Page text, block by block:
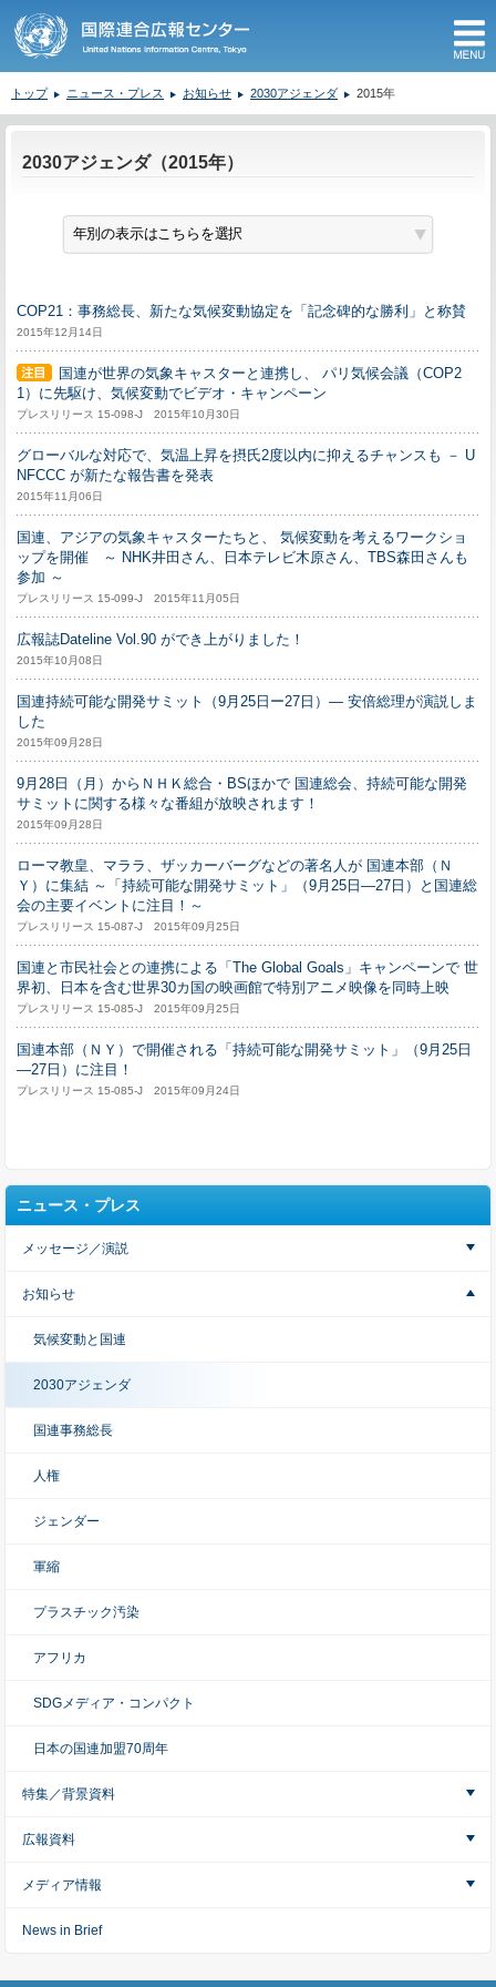
トップ ニュース・プレス お知らせ 2030アジェンダ 2015年
2030アジェンダ（2015年）
COP21：事務総長、新たな気候変動協定を「記念碑的な勝利」と称賛
2015年12月14日
国連が世界の気象キャスターと連携し、 パリ気候会議（COP2
1）に先駆け、気候変動でビデオ・キャンペーン
プレスリリース 15-098-J 2015年10月30日
グローバルな対応で、気温上昇を摂氏2度以内に抑えるチャンスも － U
NFCCC が新たな報告書を発表
2015年11月06日
国連、アジアの気象キャスターたちと、 気候変動を考えるワークショ
ップを開催 ～ NHK井田さん、日本テレビ木原さん、TBS森田さんも
参加 ～
プレスリリース 15-099-J 2015年11月05日
広報誌Dateline Vol.90 ができ上がりました！
2015年10月08日
国連持続可能な開発サミット（9月25日ー27日）― 安倍総理が演説しま
した
2015年09月28日
9月28日（月）からＮＨＫ総合・BSほかで 国連総会、持続可能な開発
サミットに関する様々な番組が放映されます！
2015年09月28日
ローマ教皇、マララ、ザッカーバーグなどの著名人が 国連本部（Ｎ
Ｙ）に集結 ～「持続可能な開発サミット」（9月25日―27日）と国連総
会の主要イベントに注目！～
プレスリリース 15-087-J 2015年09月25日
国連と市民社会との連携による「The Global Goals」キャンペーンで 世
界初、日本を含む世界30カ国の映画館で特別アニメ映像を同時上映
プレスリリース 15-085-J 2015年09月25日
国連本部（ＮＹ）で開催される「持続可能な開発サミット」（9月25日
―27日）に注目！
プレスリリース 15-085-J 2015年09月24日
ニュース・プレス
メッセージ／演説
お知らせ
気候変動と国連
2030アジェンダ
国連事務総長
人権
ジェンダー
軍縮
プラスチック汚染
アフリカ
SDGメディア・コンパクト
日本の国連加盟70周年
特集／背景資料
広報資料
メディア情報
News in Brief